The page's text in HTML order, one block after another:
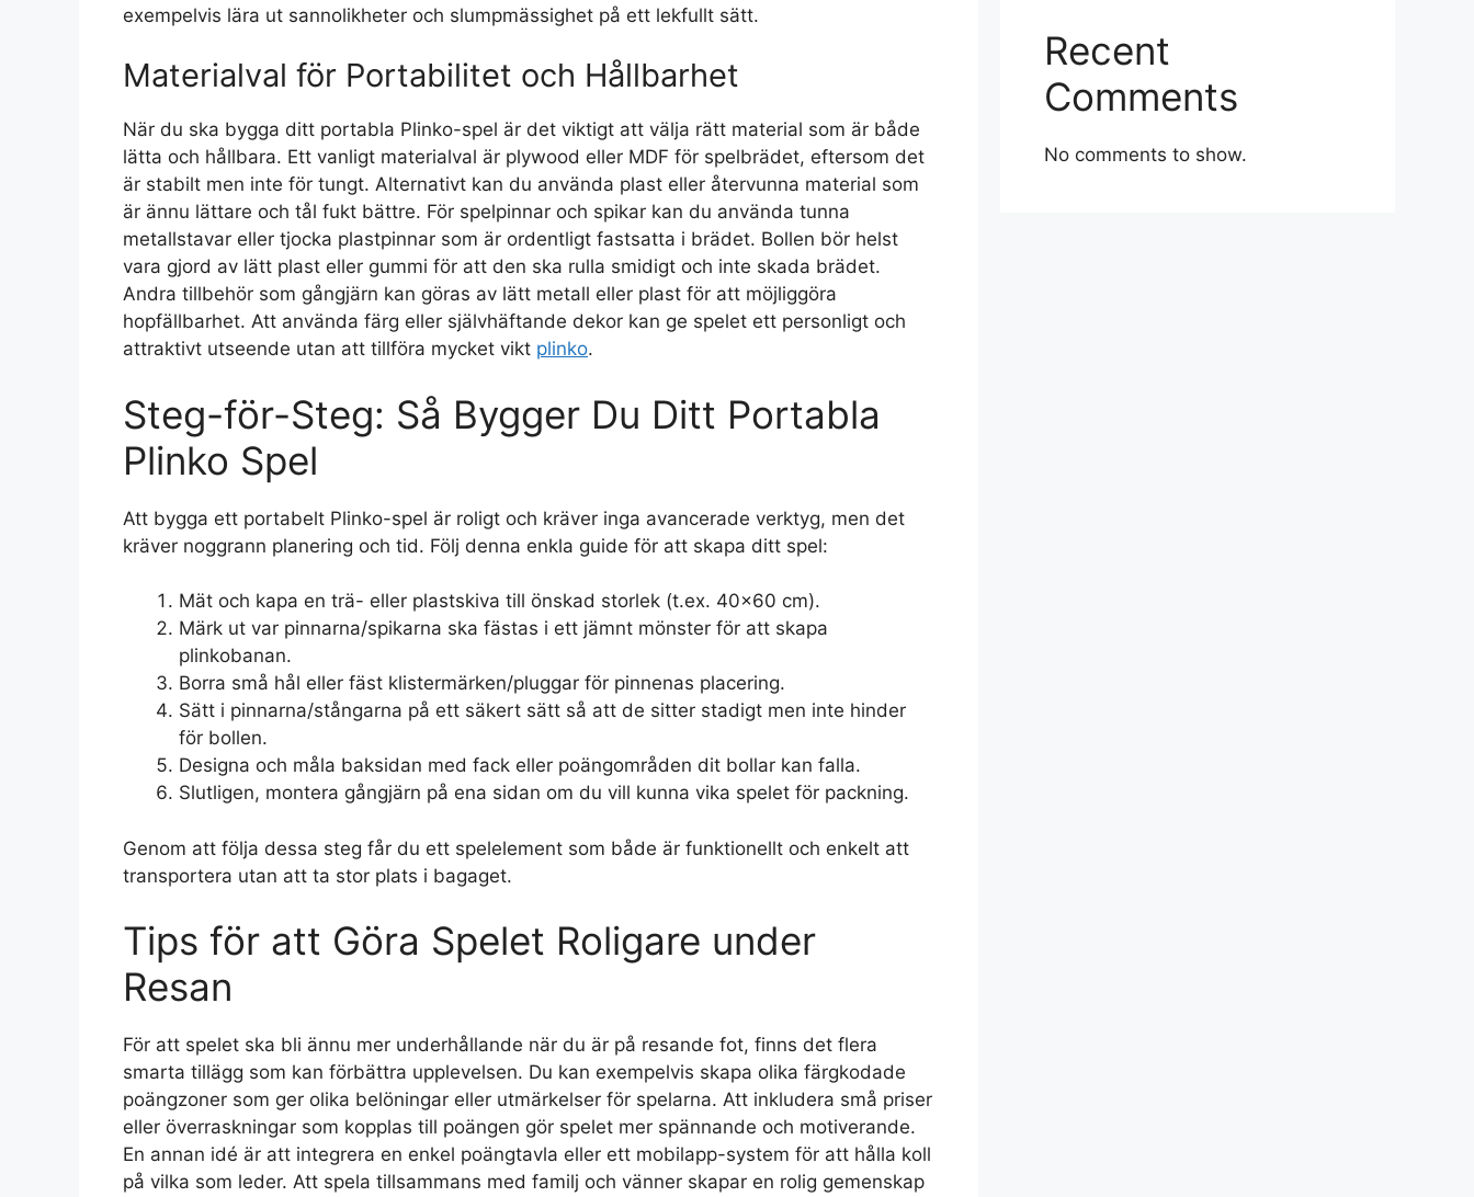
exempelvis lära ut sannolikheter och slumpmässighet på ett lekfullt sätt.
Materialval för Portabilitet och Hållbarhet
När du ska bygga ditt portabla Plinko-spel är det viktigt att välja rätt material som är både
lätta och hållbara. Ett vanligt materialval är plywood eller MDF för spelbrädet, eftersom det
är stabilt men inte för tungt. Alternativt kan du använda plast eller återvunna material som
är ännu lättare och tål fukt bättre. För spelpinnar och spikar kan du använda tunna
metallstavar eller tjocka plastpinnar som är ordentligt fastsatta i brädet. Bollen bör helst
vara gjord av lätt plast eller gummi för att den ska rulla smidigt och inte skada brädet.
Andra tillbehör som gångjärn kan göras av lätt metall eller plast för att möjliggöra
hopfällbarhet. Att använda färg eller självhäftande dekor kan ge spelet ett personligt och
attraktivt utseende utan att tillföra mycket vikt plinko.
Steg-för-Steg: Så Bygger Du Ditt Portabla
Plinko Spel
Att bygga ett portabelt Plinko-spel är roligt och kräver inga avancerade verktyg, men det
kräver noggrann planering och tid. Följ denna enkla guide för att skapa ditt spel:
Mät och kapa en trä- eller plastskiva till önskad storlek (t.ex. 40×60 cm).
Märk ut var pinnarna/spikarna ska fästas i ett jämnt mönster för att skapa
plinkobanan.
Borra små hål eller fäst klistermärken/pluggar för pinnenas placering.
Sätt i pinnarna/stångarna på ett säkert sätt så att de sitter stadigt men inte hinder
för bollen.
Designa och måla baksidan med fack eller poängområden dit bollar kan falla.
Slutligen, montera gångjärn på ena sidan om du vill kunna vika spelet för packning.
Genom att följa dessa steg får du ett spelelement som både är funktionellt och enkelt att
transportera utan att ta stor plats i bagaget.
Tips för att Göra Spelet Roligare under
Resan
För att spelet ska bli ännu mer underhållande när du är på resande fot, finns det flera
smarta tillägg som kan förbättra upplevelsen. Du kan exempelvis skapa olika färgkodade
poängzoner som ger olika belöningar eller utmärkelser för spelarna. Att inkludera små priser
eller överraskningar som kopplas till poängen gör spelet mer spännande och motiverande.
En annan idé är att integrera en enkel poängtavla eller ett mobilapp-system för att hålla koll
på vilka som leder. Att spela tillsammans med familj och vänner skapar en rolig gemenskap
Recent
Comments
No comments to show.